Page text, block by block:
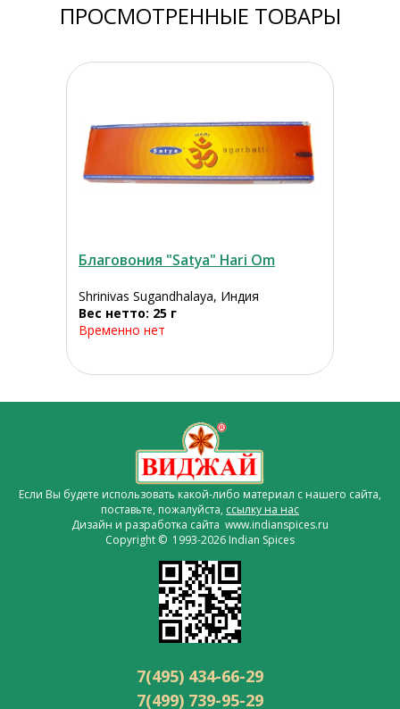
ПРОСМОТРЕННЫЕ ТОВАРЫ
Благовония "Satya" Hari Om
Shrinivas Sugandhalaya, Индия
Вес нетто: 25 г
Временно нет
Если Вы будете использовать какой-либо материал с нашего сайта,
поставьте, пожалуйста, ссылку на нас
Дизайн и разработка сайта www.indianspices.ru
Copyright © 1993-2026 Indian Spices
7(495) 434-66-29
7(499) 739-95-29